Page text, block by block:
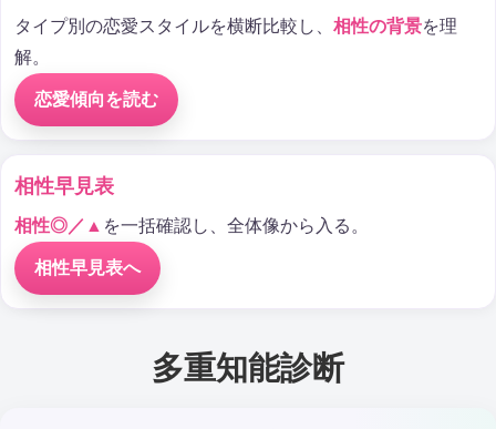
タイプ別の恋愛スタイルを横断比較し、 相性の背景を理
解。
恋愛傾向を読む
相性早見表
相性◎／▲ を一括確認し、全体像から入る。
相性早見表へ
多重知能診断